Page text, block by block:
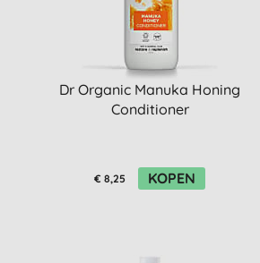
Dr Organic Manuka Honing
Conditioner
€ 8,25 KOPEN